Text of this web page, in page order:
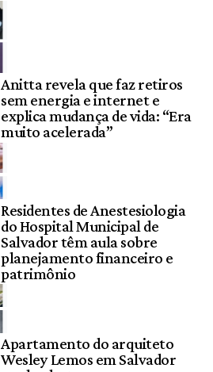
Anitta revela que faz retiros
sem energia e internet e
explica mudança de vida: “Era
muito acelerada”
Residentes de Anestesiologia
do Hospital Municipal de
Salvador têm aula sobre
planejamento financeiro e
patrimônio
Apartamento do arquiteto
Wesley Lemos em Salvador